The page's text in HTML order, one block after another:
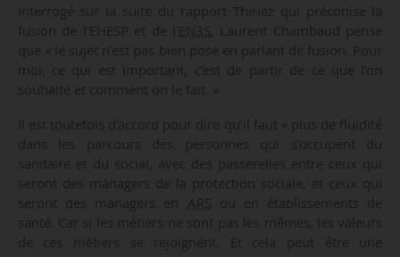
Interrogé sur la suite du rapport Thiriez qui préconise la
fusion de l’EHESP et de l' EN3S
, Laurent Chambaud pense
que « le sujet n’est pas bien posé en parlant de fusion. Pour
moi, ce qui est important, c’est de partir de ce que l’on
souhaite et comment on le fait. »
Il est toutefois d’accord pour dire qu’il faut « plus de fluidité
dans les parcours des personnes qui s’occupent du
sanitaire et du social, avec des passerelles entre ceux qui
seront des managers de la protection sociale, et ceux qui
seront des managers en
ARS
ou en établissements de
santé. Car si les métiers ne sont pas les mêmes, les valeurs
de ces métiers se rejoignent. Et cela peut être une